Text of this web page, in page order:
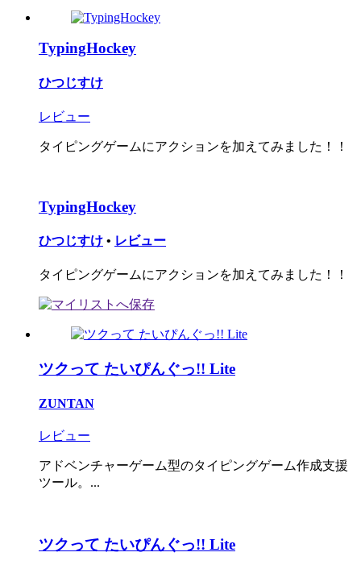
TypingHockey
ひつじすけ
レビュー
タイピングゲームにアクションを加えてみました！！
TypingHockey
ひつじすけ • レビュー
タイピングゲームにアクションを加えてみました！！
ツクって たいぴんぐっ!! Lite
ZUNTAN
レビュー
アドベンチャーゲーム型のタイピングゲーム作成支援
ツール。...
ツクって たいぴんぐっ!! Lite